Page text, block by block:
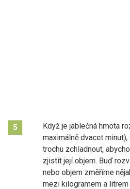
5
Když je jablečná hmota
maximálně dvacet
trochu zchladnout,
zjistit její objem. Buď
nebo objem změříme
mezi kilogramem a